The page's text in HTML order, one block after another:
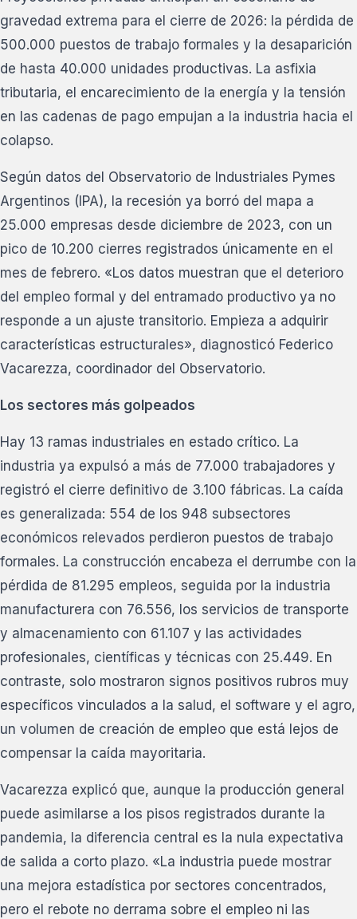
gravedad extrema para el cierre de 2026: la pérdida de
500.000 puestos de trabajo formales y la desaparición
de hasta 40.000 unidades productivas. La asfixia
tributaria, el encarecimiento de la energía y la tensión
en las cadenas de pago empujan a la industria hacia el
colapso.
Según datos del Observatorio de Industriales Pymes
Argentinos (IPA), la recesión ya borró del mapa a
25.000 empresas desde diciembre de 2023, con un
pico de 10.200 cierres registrados únicamente en el
mes de febrero. «Los datos muestran que el deterioro
del empleo formal y del entramado productivo ya no
responde a un ajuste transitorio. Empieza a adquirir
características estructurales», diagnosticó Federico
Vacarezza, coordinador del Observatorio.
Los sectores más golpeados
Hay 13 ramas industriales en estado crítico. La
industria ya expulsó a más de 77.000 trabajadores y
registró el cierre definitivo de 3.100 fábricas. La caída
es generalizada: 554 de los 948 subsectores
económicos relevados perdieron puestos de trabajo
formales. La construcción encabeza el derrumbe con la
pérdida de 81.295 empleos, seguida por la industria
manufacturera con 76.556, los servicios de transporte
y almacenamiento con 61.107 y las actividades
profesionales, científicas y técnicas con 25.449. En
contraste, solo mostraron signos positivos rubros muy
específicos vinculados a la salud, el software y el agro,
un volumen de creación de empleo que está lejos de
compensar la caída mayoritaria.
Vacarezza explicó que, aunque la producción general
puede asimilarse a los pisos registrados durante la
pandemia, la diferencia central es la nula expectativa
de salida a corto plazo. «La industria puede mostrar
una mejora estadística por sectores concentrados,
pero el rebote no derrama sobre el empleo ni las